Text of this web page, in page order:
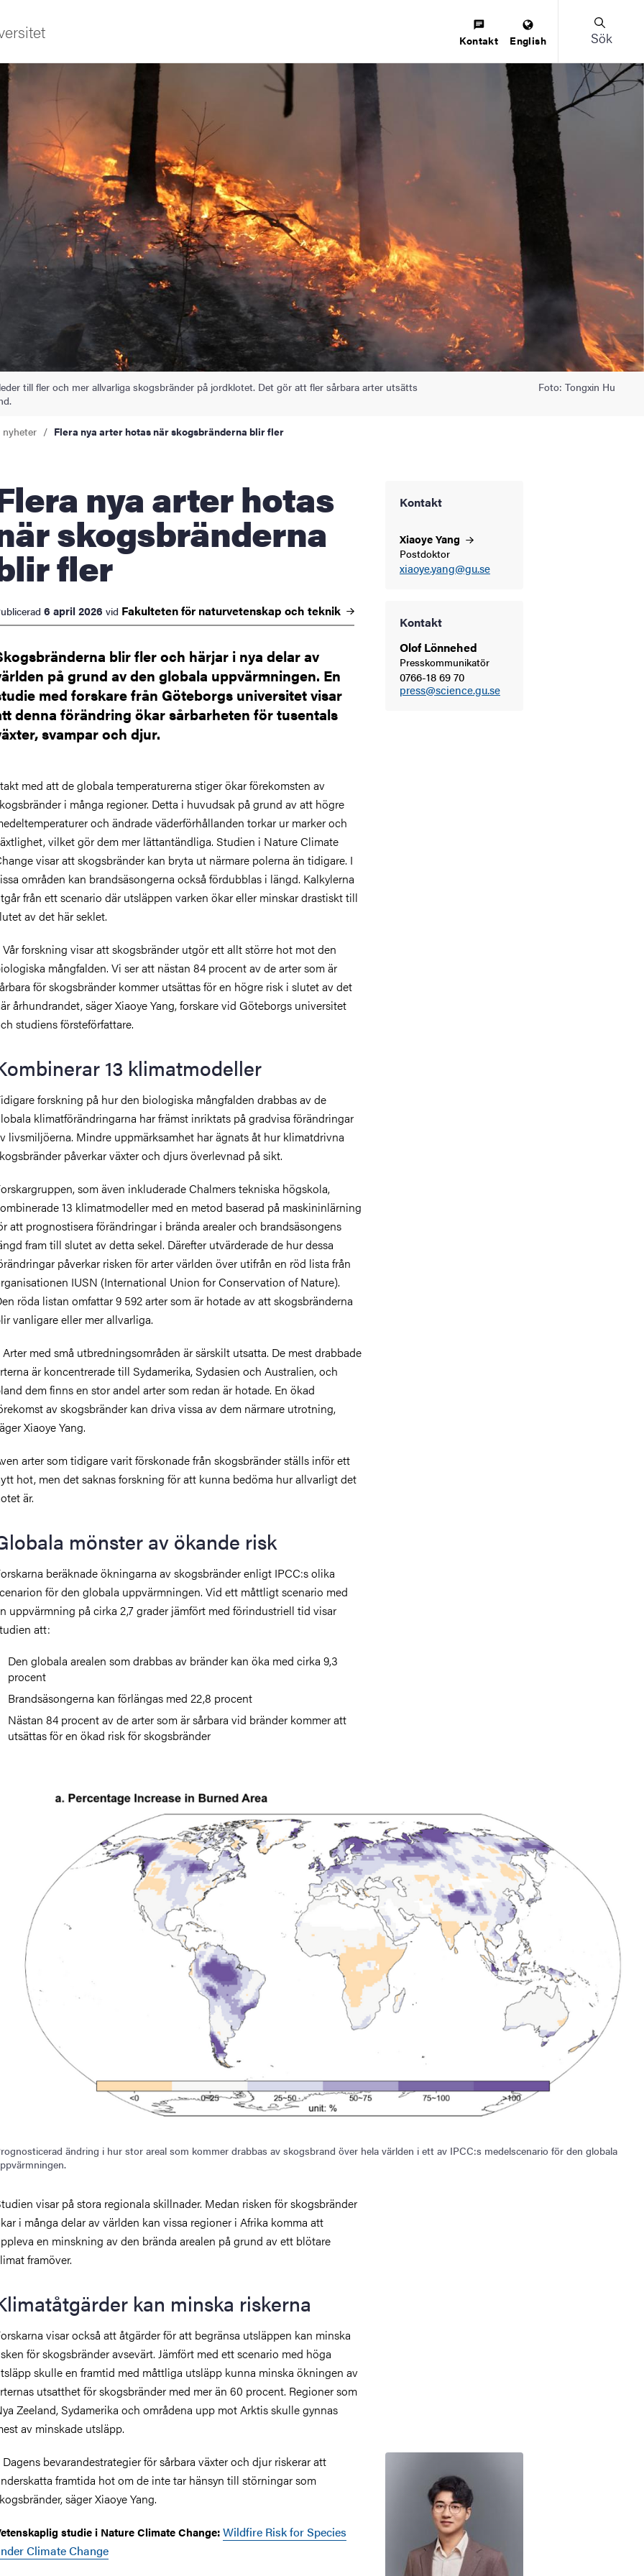
innovation
Kontakt English Sök
till fler och mer allvarliga skogsbränder på jordklotet. Det gör att fler sårbara arter utsätts
Foto: Tongxin Hu
nyheter Flera nya arter hotas när skogsbränderna blir fler
hotas
skogsbränderna
fler
6 april 2026 vid Fakulteten för naturvetenskap och teknik
blir fler och härjar i nya delar av
på grund av den globala uppvärmningen. En
med forskare från Göteborgs universitet visar
denna förändring ökar sårbarheten för tusentals
svampar och djur.
Kontakt
XiaoyeYang
Postdoktor
xiaoye.yang@gu.se
Kontakt
Olof Lönnehed
Presskommunikatör
0766-18 69 70
press@science.gu.se
med att de globala temperaturerna stiger ökar förekomsten av
i många regioner. Detta i huvudsak på grund av att högre
och ändrade väderförhållanden torkar ur marker och
vilket gör dem mer lättantändliga. Studien i Nature Climate
visar att skogsbränder kan bryta ut närmare polerna än tidigare. I
områden kan brandsäsongerna också fördubblas i längd. Kalkylerna
från ett scenario där utsläppen varken ökar eller minskar drastiskt till
av det här seklet.
Vår forskning visar att skogsbränder utgör ett allt större hot mot den
mångfalden. Vi ser att nästan 84 procent av de arter som är
för skogsbränder kommer utsättas för en högre risk i slutet av det
århundrandet, säger Xiaoye Yang, forskare vid Göteborgs universitet
studiens försteförfattare.
13 klimatmodeller
forskning på hur den biologiska mångfalden drabbas av de
klimatförändringarna har främst inriktats på gradvisa förändringar
livsmiljöerna. Mindre uppmärksamhet har ägnats åt hur klimatdrivna
påverkar växter och djurs överlevnad på sikt.
som även inkluderade Chalmers tekniska högskola,
13 klimatmodeller med en metod baserad på maskininlärning
att prognostisera förändringar i brända arealer och brandsäsongens
fram till slutet av detta sekel. Därefter utvärderade de hur dessa
påverkar risken för arter världen över utifrån en röd lista från
IUSN (International Union for Conservation of Nature).
röda listan omfattar 9 592 arter som är hotade av att skogsbränderna
vanligare eller mer allvarliga.
Arter med små utbredningsområden är särskilt utsatta. De mest drabbade
är koncentrerade till Sydamerika, Sydasien och Australien, och
dem finns en stor andel arter som redan är hotade. En ökad
av skogsbränder kan driva vissa av dem närmare utrotning,
Xiaoye Yang.
arter som tidigare varit förskonade från skogsbränder ställs inför ett
hot, men det saknas forskning för att kunna bedöma hur allvarligt det
är.
mönster av ökande risk
beräknade ökningarna av skogsbränder enligt IPCC:s olika
för den globala uppvärmningen. Vid ett måttligt scenario med
uppvärmning på cirka 2,7 grader jämfört med förindustriell tid visar
att:
Den globala arealen som drabbas av bränder kan öka med cirka 9,3
procent
Brandsäsongerna kan förlängas med 22,8 procent
Nästan 84 procent av de arter som är sårbara vid bränder kommer att
utsättas för en ökad risk för skogsbränder
ändring i hur stor areal som kommer drabbas av skogsbrand över hela världen i ett av IPCC:s medelscenario för den globala
visar på stora regionala skillnader. Medan risken för skogsbränder
i många delar av världen kan vissa regioner i Afrika komma att
en minskning av den brända arealen på grund av ett blötare
framöver.
kan minska riskerna
visar också att åtgärder för att begränsa utsläppen kan minska
för skogsbränder avsevärt. Jämfört med ett scenario med höga
skulle en framtid med måttliga utsläpp kunna minska ökningen av
utsatthet för skogsbränder med mer än 60 procent. Regioner som
Zeeland, Sydamerika och områdena upp mot Arktis skulle gynnas
av minskade utsläpp.
Bild
Dagens bevarandestrategier för sårbara växter och djur riskerar att
framtida hot om de inte tar hänsyn till störningar som
säger Xiaoye Yang.
studie i Nature Climate Change:Wildfire Risk for Species
Climate Change